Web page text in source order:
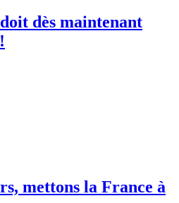
dès maintenant
mettons la France à